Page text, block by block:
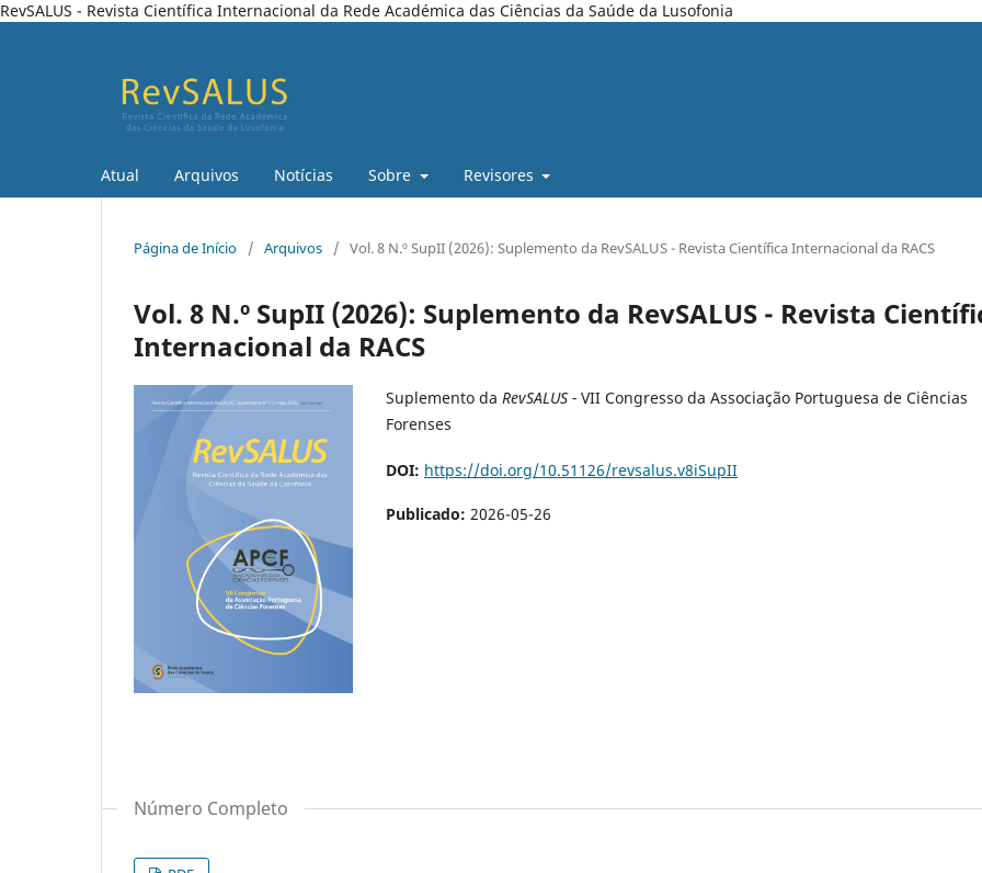
RevSALUS - Revista Científica Internacional da Rede Académica das Ciências da Saúde da Lusofonia
Atual Arquivos Notícias Sobre Revisores
Página de Início / Arquivos / Vol. 8 N.º SupII (2026): Suplemento da RevSALUS - Revista Científica Internacional da RACS
Vol. 8 N.º SupII (2026): Suplemento da RevSALUS - Revista
Internacional da RACS
Suplemento da RevSALUS - VII Congresso da Associação Portuguesa de Ciências
Forenses
DOI: https://doi.org/10.51126/revsalus.v8iSupII
Publicado: 2026-05-26
Número Completo